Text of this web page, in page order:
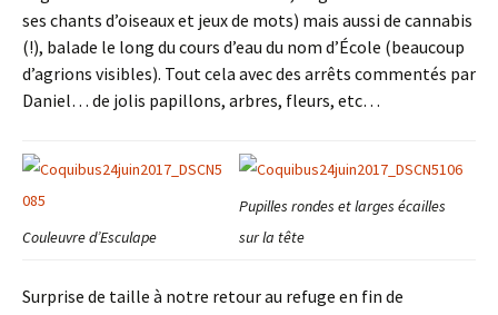
ses chants d’oiseaux et jeux de mots) mais aussi de cannabis
(!), balade le long du cours d’eau du nom d’École (beaucoup
d’agrions visibles). Tout cela avec des arrêts commentés par
Daniel… de jolis papillons, arbres, fleurs, etc…
Couleuvre d’Esculape
Pupilles rondes et larges écailles
sur la tête
Surprise de taille à notre retour au refuge en fin de